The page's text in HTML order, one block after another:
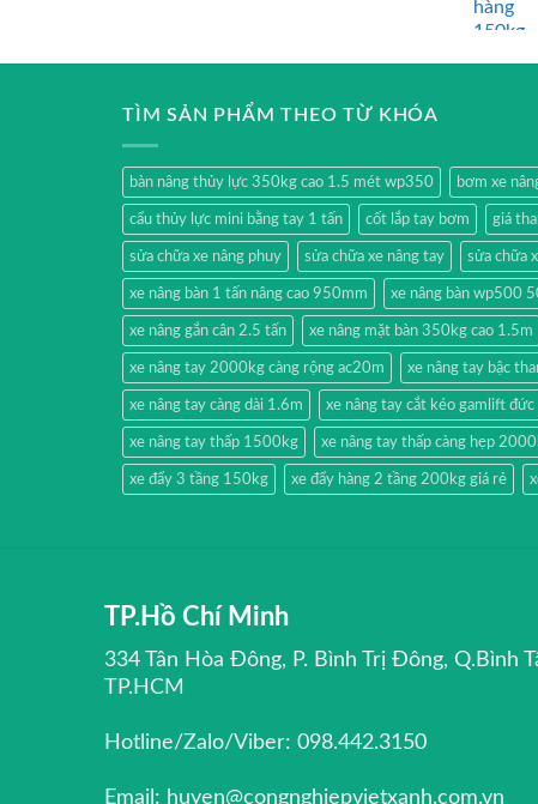
TÌM SẢN PHẨM THEO TỪ KHÓA
bàn nâng thủy lực 350kg cao 1.5 mét wp350 bơm xe
cẩu thủy lực mini bằng tay 1 tấn cốt lắp tay bơm giá
sửa chữa xe nâng phuy sửa chữa xe nâng tay sửa chữa
xe nâng bàn 1 tấn nâng cao 950mm xe nâng bàn wp500
xe nâng gắn cân 2.5 tấn xe nâng mặt bàn 350kg cao 1.5m
xe nâng tay 2000kg càng rộng ac20m xe nâng tay bậc
xe nâng tay càng dài 1.6m xe nâng tay cắt kéo gamlift đức
xe nâng tay thấp 1500kg xe nâng tay thấp càng hẹp
xe đẩy 3 tầng 150kg xe đẩy hàng 2 tầng 200kg giá rẻ
TP.Hồ Chí Minh
334 Tân Hòa Đông, P. Bình Trị Đông, Q.Bình
TP.HCM
Hotline/Zalo/Viber: 098.442.3150
Email: huyen@congnghiepvietxanh.com.vn